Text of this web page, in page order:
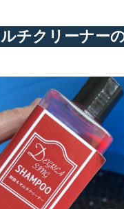
チクリーナー